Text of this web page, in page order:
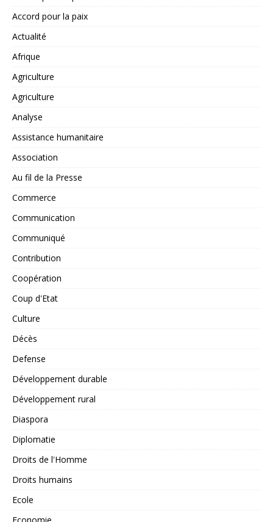
Accord pour la paix
Actualité
Afrique
Agriculture
Agriculture
Analyse
Assistance humanitaire
Association
Au fil de la Presse
Commerce
Communication
Communiqué
Contribution
Coopération
Coup d'Etat
Culture
Décès
Defense
Développement durable
Développement rural
Diaspora
Diplomatie
Droits de l'Homme
Droits humains
Ecole